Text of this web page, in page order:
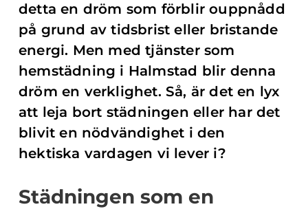
detta en dröm som förblir ouppnådd
på grund av tidsbrist eller bristande
energi. Men med tjänster som
hemstädning i Halmstad blir denna
dröm en verklighet. Så, är det en lyx
att leja bort städningen eller har det
blivit en nödvändighet i den
hektiska vardagen vi lever i?
Städningen som en